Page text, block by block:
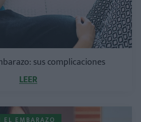
sus complicaciones
LEER